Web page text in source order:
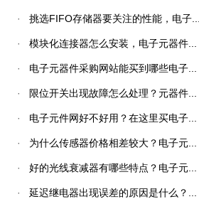
· 挑选FIFO存储器要关注的性能，电子...
· 模块化连接器怎么安装，电子元器件...
· 电子元器件采购网站能买到哪些电子...
· 限位开关出现故障怎么处理？元器件...
· 电子元件网好不好用？在这里买电子...
· 为什么传感器价格相差较大？电子元...
· 好的光线衰减器有哪些特点？电子元...
· 延迟继电器出现误差的原因是什么？...